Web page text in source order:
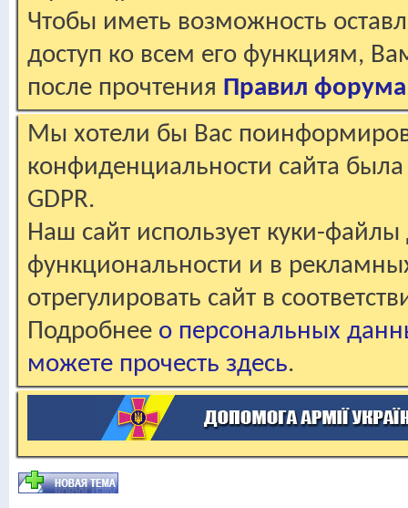
Чтобы иметь возможность
доступ ко всем его функциям,
после прочтения Правил форума
Мы хотели бы Вас
конфиденциальности сайта
GDPR.
Наш сайт использует куки-файлы
функциональности и в
отрегулировать сайт в
Подробнее о персональных
можете прочесть здесь.